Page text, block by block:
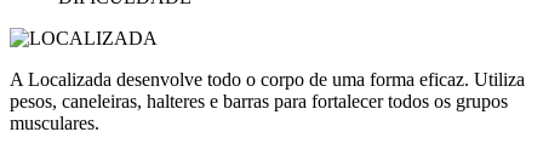
A Localizada desenvolve todo o corpo de uma forma eficaz. Utiliza
pesos, caneleiras, halteres e barras para fortalecer todos os grupos
musculares.